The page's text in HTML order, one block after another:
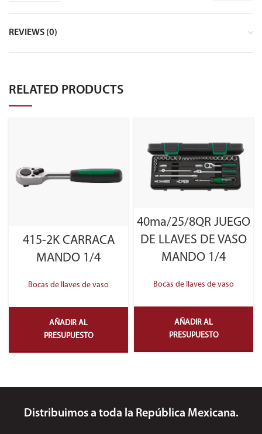
REVIEWS (0)
RELATED PRODUCTS
415-2K CARRACA
MANDO 1/4
Bocas de llaves de vaso
AÑADIR AL
PRESUPUESTO
40ma/25/8QR JUEGO
DE LLAVES DE VASO
MANDO 1/4
Bocas de llaves de vaso
AÑADIR AL
PRESUPUESTO
Distribuimos a toda la República Mexicana.